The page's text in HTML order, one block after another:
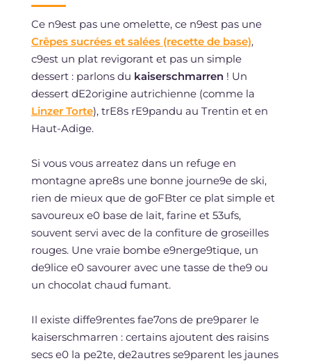
Ce n9est pas une omelette, ce n9est pas une
Crêpes sucrées et salées (recette de base),
c9est un plat revigorant et pas un simple
dessert : parlons du kaiserschmarren! Un
dessert dE2origine autrichienne (comme la
Linzer Torte), trE8s rE9pandu au Trentin et en
Haut-Adige.
Si vous vous arreatez dans un refuge en
montagne apre8s une bonne journe9e de ski,
rien de mieux que de goFBter ce plat simple et
savoureux e0 base de lait, farine et 53ufs,
souvent servi avec de la confiture de groseilles
rouges. Une vraie bombe e9nerge9tique, un
de9lice e0 savourer avec une tasse de the9 ou
un chocolat chaud fumant.
Il existe diffe9rentes fae7ons de pre9parer le
kaiserschmarren : certains ajoutent des raisins
secs e0 la pe2te, de2autres se9parent les jaunes